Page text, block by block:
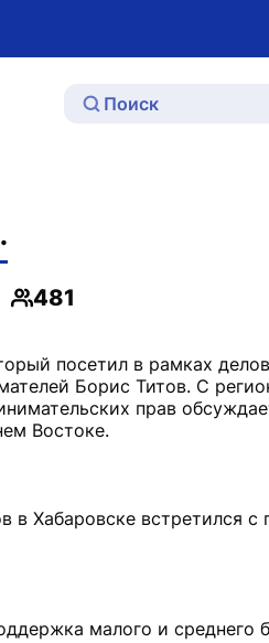
Просмотры
481
посетил в рамках
Борис Титов. С
прав
Востоке.
Хабаровске встретился с
малого и среднего